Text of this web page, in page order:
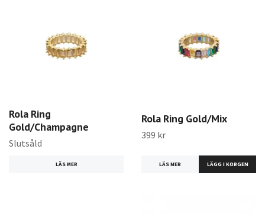
Rola Ring
Gold/Champagne
Slutsåld
LÄS MER
Rola Ring Gold/Mix
399 kr
LÄS MER LÄGG I KORGEN